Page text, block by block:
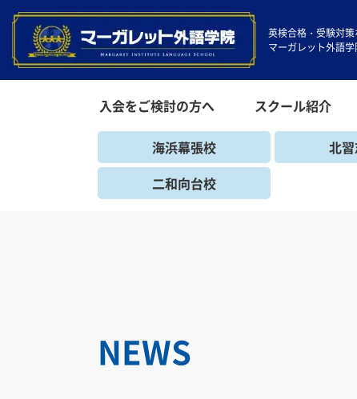
英検合格・受験対策
マーガレット外語
入会をご検討の方へ スクール紹介
海浜幕張校 北
二和向台校
NEWS